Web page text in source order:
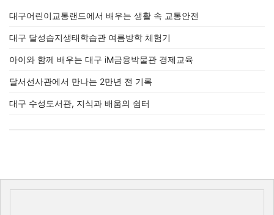
대구어린이교통랜드에서 배우는 생활 속 교통안전
대구 달성습지생태학습관 여름방학 체험기
아이와 함께 배우는 대구 iM금융박물관 경제교육
달서선사관에서 만나는 2만년 전 기록
대구 수성도서관, 지식과 배움의 쉼터